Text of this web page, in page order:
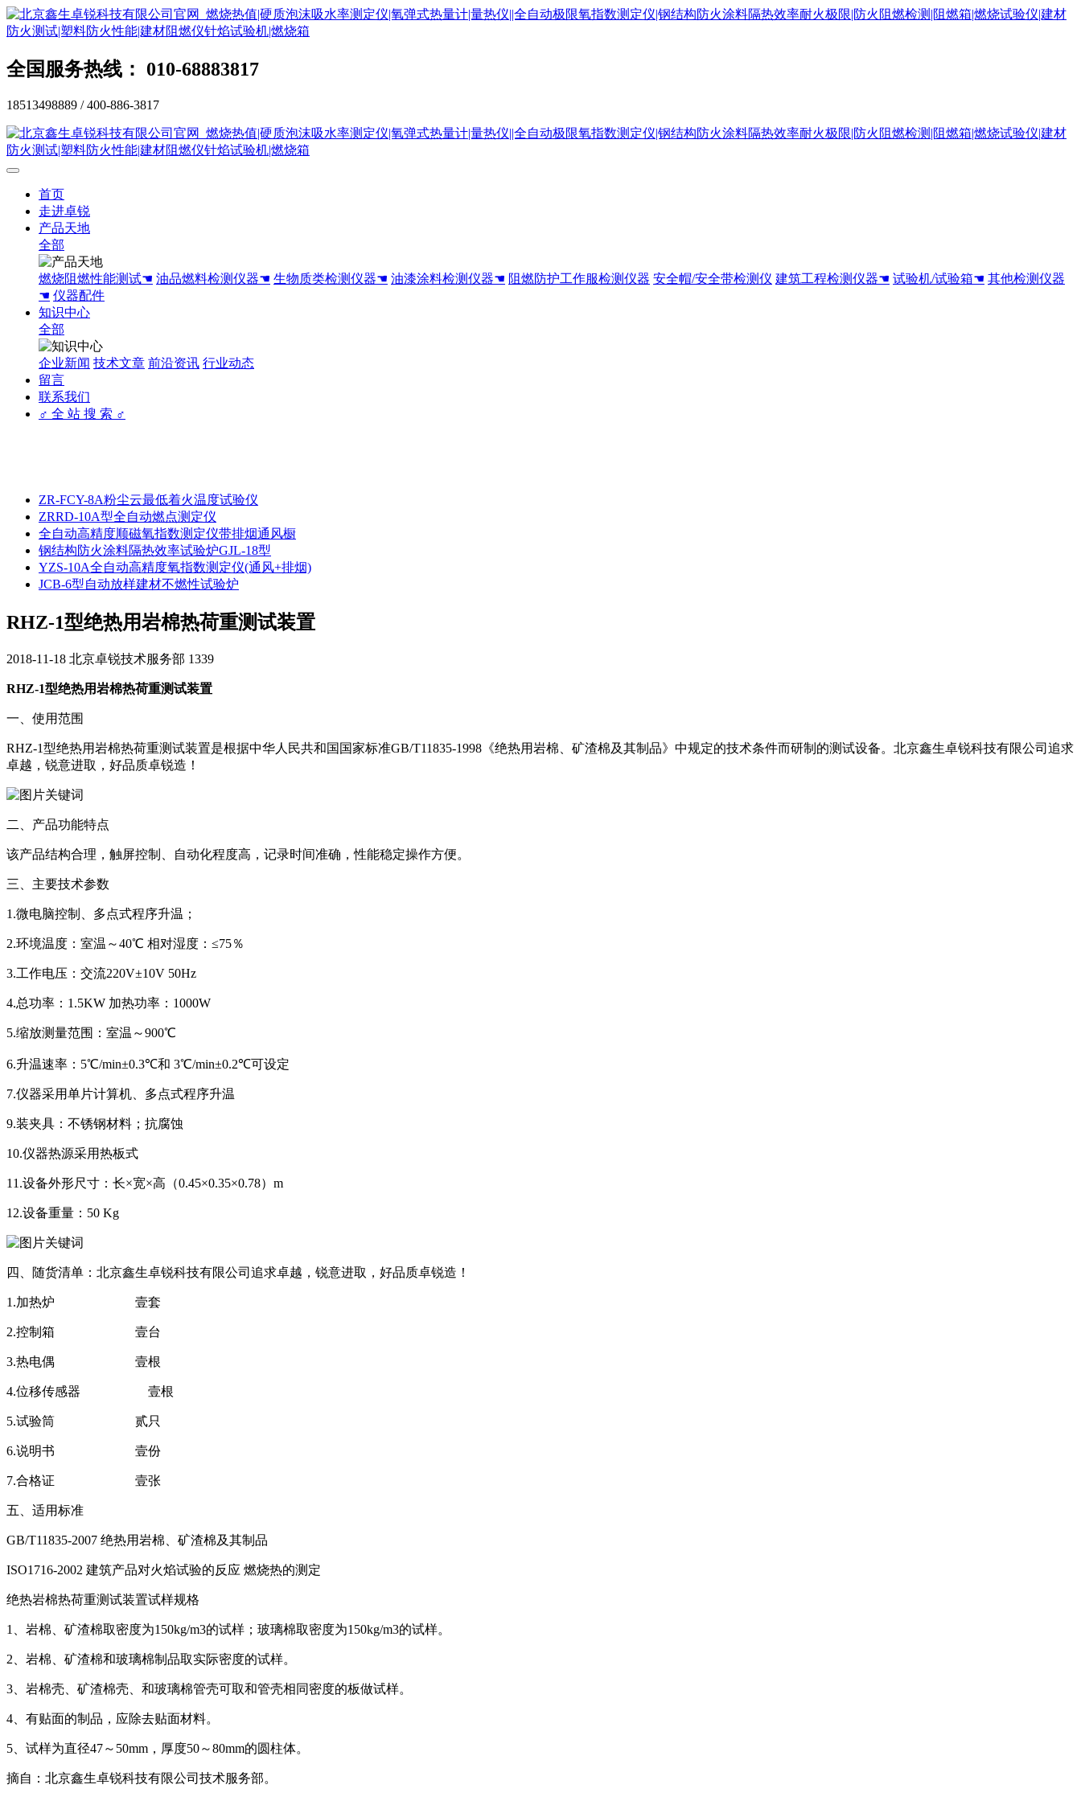
全国服务热线： 010-68883817
18513498889 / 400-886-3817
首页
走进卓锐
产品天地
全部
燃烧阻燃性能测试☚ 油品燃料检测仪器☚ 生物质类检测仪器☚ 油漆涂料检测仪器☚ 阻燃防护工作服检测仪器 安全帽/安全带检测仪 建筑工程检测仪器☚ 试验机/试验箱☚ 其他检测仪器
☚ 仪器配件
知识中心
全部
企业新闻 技术文章 前沿资讯 行业动态
留言
联系我们
♂ 全 站 搜 索 ♂
ZR-FCY-8A粉尘云最低着火温度试验仪
ZRRD-10A型全自动燃点测定仪
全自动高精度顺磁氧指数测定仪带排烟通风橱
钢结构防火涂料隔热效率试验炉GJL-18型
YZS-10A全自动高精度氧指数测定仪(通风+排烟)
JCB-6型自动放样建材不燃性试验炉
RHZ-1型绝热用岩棉热荷重测试装置
2018-11-18 北京卓锐技术服务部 1339
RHZ-1型绝热用岩棉热荷重测试装置
一、使用范围
RHZ-1型绝热用岩棉热荷重测试装置是根据中华人民共和国国家标准GB/T11835-1998《绝热用岩棉、矿渣棉及其制品》中规定的技术条件而研制的测试设备。北京鑫生卓锐科技有限公司追求
卓越，锐意进取，好品质卓锐造！
二、产品功能特点
该产品结构合理，触屏控制、自动化程度高，记录时间准确，性能稳定操作方便。
三、主要技术参数
1.微电脑控制、多点式程序升温；
2.环境温度：室温～40℃ 相对湿度：≤75％
3.工作电压：交流220V±10V 50Hz
4.总功率：1.5KW 加热功率：1000W
5.缩放测量范围：室温～900℃
6.升温速率：5℃/min±0.3℃和 3℃/min±0.2℃可设定
7.仪器采用单片计算机、多点式程序升温
9.装夹具：不锈钢材料；抗腐蚀
10.仪器热源采用热板式
11.设备外形尺寸：长×宽×高（0.45×0.35×0.78）m
12.设备重量：50 Kg
四、随货清单：北京鑫生卓锐科技有限公司追求卓越，锐意进取，好品质卓锐造！
1.加热炉 壹套
2.控制箱 壹台
3.热电偶 壹根
4.位移传感器 壹根
5.试验筒 贰只
6.说明书 壹份
7.合格证 壹张
五、适用标准
GB/T11835-2007 绝热用岩棉、矿渣棉及其制品
ISO1716-2002 建筑产品对火焰试验的反应 燃烧热的测定
绝热岩棉热荷重测试装置试样规格
1、岩棉、矿渣棉取密度为150kg/m3的试样；玻璃棉取密度为150kg/m3的试样。
2、岩棉、矿渣棉和玻璃棉制品取实际密度的试样。
3、岩棉壳、矿渣棉壳、和玻璃棉管壳可取和管壳相同密度的板做试样。
4、有贴面的制品，应除去贴面材料。
5、试样为直径47～50mm，厚度50～80mm的圆柱体。
摘自：北京鑫生卓锐科技有限公司技术服务部。